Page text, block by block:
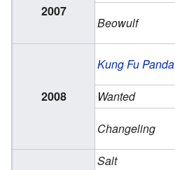
2007
Beowulf
2008
Kung Fu Panda
Wanted
Changeling
Salt